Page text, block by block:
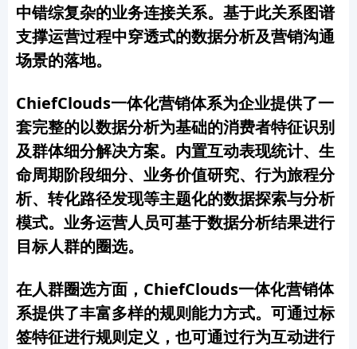
中错综复杂的业务连接关系。基于此关系图谱
支撑运营过程中穿透式的数据分析及营销沟通
场景的落地。
ChiefClouds一体化营销体系为企业提供了一
套完整的以数据分析为基础的消费者特征识别
及群体细分解决方案。内置互动表现统计、生
命周期阶段细分、业务价值研究、行为旅程分
析、转化路径发现等主题化的数据探索与分析
模式。业务运营人员可基于数据分析结果进行
目标人群的圈选。
在人群圈选方面，ChiefClouds一体化营销体
系提供了丰富多样的规则能力方式。可通过标
签特征进行规则定义，也可通过行为互动进行